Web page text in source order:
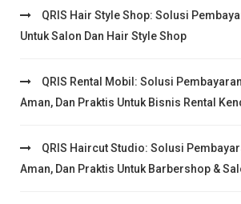
QRIS Hair Style Shop: Solusi
Untuk Salon Dan Hair Style Shop
QRIS Rental Mobil: Solusi
Aman, Dan Praktis Untuk Bisnis Rental
QRIS Haircut Studio: Solusi
Aman, Dan Praktis Untuk Barbershop &